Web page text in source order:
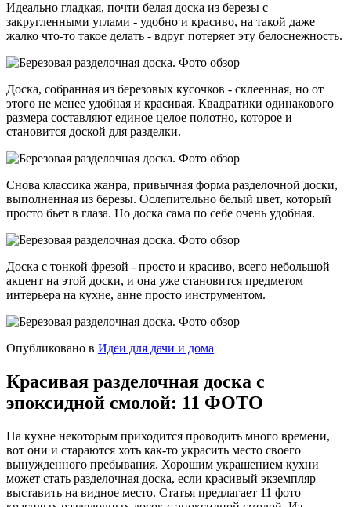
Идеально гладкая, почти белая доска из березы с
закругленными углами - удобно и красиво, на такой даже
жалко что-то такое делать - вдруг потеряет эту белоснежность.
Доска, собранная из березовых кусочков - склеенная, но от
этого не менее удобная и красивая. Квадратики одинакового
размера составляют единое целое полотно, которое и
становится доской для разделки.
Снова классика жанра, привычная форма разделочной доски,
выполненная из березы. Ослепительно белый цвет, который
просто бьет в глаза. Но доска сама по себе очень удобная.
Доска с тонкой фрезой - просто и красиво, всего небольшой
акцент на этой доски, и она уже становится предметом
интерьера на кухне, анне просто инструментом.
Опубликовано в Идеи для дачи и дома
Красивая разделочная доска с
эпоксидной смолой: 11 ФОТО
На кухне некоторым приходится проводить много времени,
вот они и стараются хоть как-то украсить место своего
вынужденного пребывания. Хорошим украшением кухни
может стать разделочная доска, если красивый экземпляр
выставить на видное место. Статья предлагает 11 фото